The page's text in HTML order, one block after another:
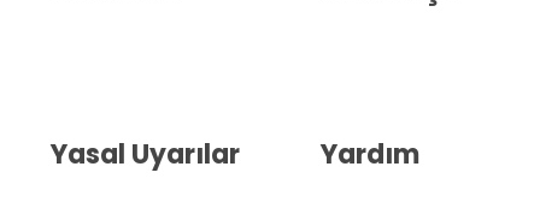
Yasal Uyarılar Yardım